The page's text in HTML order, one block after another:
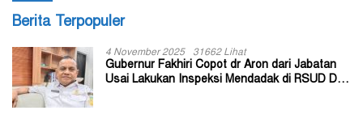
Berita Terpopuler
4 November 2025 31662 Lihat
Gubernur Fakhiri Copot dr Aron dari Jabatan
Usai Lakukan Inspeksi Mendadak di RSUD Dok